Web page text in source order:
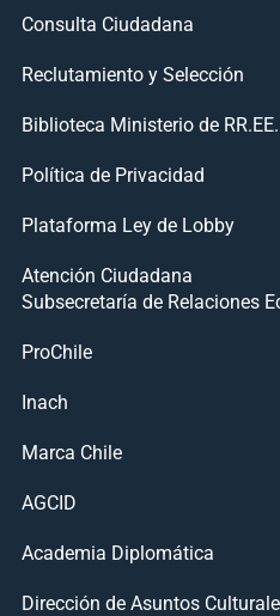
Consulta Ciudadana
Reclutamiento y Selección
Biblioteca Ministerio de RR.EE.
Política de Privacidad
Plataforma Ley de Lobby
Atención Ciudadana
Subsecretaría de Relaciones
ProChile
Inach
Marca Chile
AGCID
Academia Diplomática
Dirección de Asuntos